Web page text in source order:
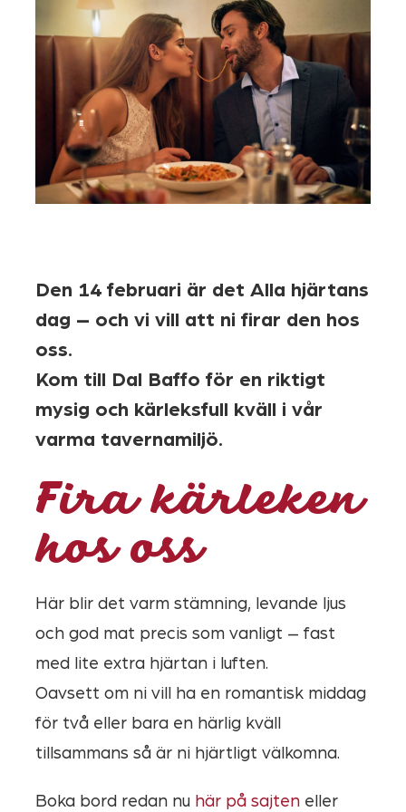
Den 14 februari är det Alla hjärtans
dag – och vi vill att ni firar den hos
oss.
Kom till Dal Baffo för en riktigt
mysig och kärleksfull kväll i vår
varma tavernamiljö.
Fira kärleken
hos oss
Här blir det varm stämning, levande ljus
och god mat precis som vanligt – fast
med lite extra hjärtan i luften.
Oavsett om ni vill ha en romantisk middag
för två eller bara en härlig kväll
tillsammans så är ni hjärtligt välkomna.
Boka bord redan nu här på sajteneller